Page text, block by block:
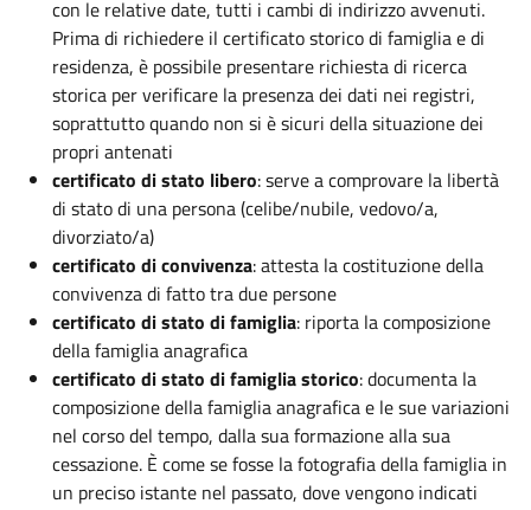
con le relative date, tutti i cambi di indirizzo avvenuti.
Prima di richiedere il certificato storico di famiglia e di
residenza, è possibile presentare richiesta di ricerca
storica per verificare la presenza dei dati nei registri,
soprattutto quando non si è sicuri della situazione dei
propri antenati
certificato di stato libero: serve a comprovare la libertà
di stato di una persona (celibe/nubile, vedovo/a,
divorziato/a)
certificato di convivenza: attesta la costituzione della
convivenza di fatto tra due persone
certificato di stato di famiglia: riporta la composizione
della famiglia anagrafica
certificato di stato di famiglia storico: documenta la
composizione della famiglia anagrafica e le sue variazioni
nel corso del tempo, dalla sua formazione alla sua
cessazione. È come se fosse la fotografia della famiglia in
un preciso istante nel passato, dove vengono indicati